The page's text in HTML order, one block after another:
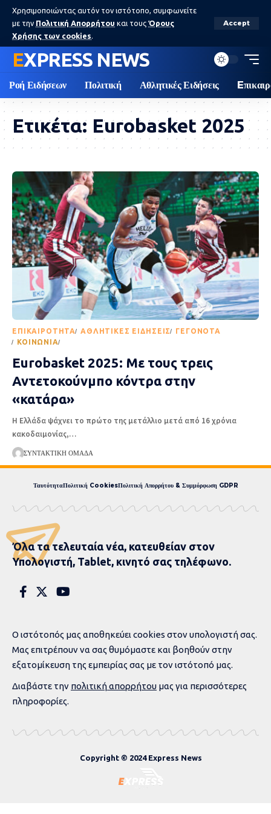
Χρησιμοποιώντας αυτόν τον ιστότοπο, συμφωνείτε
με την Πολιτική Απορρήτου και τους Όρους
Χρήσης των cookies.
Accept
EXPRESS NEWS
Ροή Ειδήσεων Πολιτική Αθλητικές Ειδήσεις
Ετικέτα: Eurobasket 2025
EΠΙΚΑΙΡΌΤΗΤΑ ΑΘΛΗΤΙΚΈΣ ΕΙΔΉΣΕΙΣ
ΓΕΓΟΝΌΤΑ
ΚΟΙΝΩΝΊΑ
Eurobasket 2025: Με τους τρεις
Αντετοκούνμπο κόντρα στην
«κατάρα»
Η Ελλάδα ψάχνει το πρώτο της μετάλλιο μετά από 16 χρόνια
κακοδαιμονίας,…
ΣΥΝΤΑΚΤΙΚΉ ΟΜΆΔΑ
ΤαυτότηταΠολιτική CookiesΠολιτική Απορρήτου & Συμμόρφωση GDPR
Όλα τα τελευταία νέα, κατευθείαν στον
Υπολογιστή, Tablet, κινητό σας τηλέφωνο.
Ο ιστότοπός μας αποθηκεύει cookies στον υπολογιστή σας.
Μας επιτρέπουν να σας θυμόμαστε και βοηθούν στην
εξατομίκευση της εμπειρίας σας με τον ιστότοπό μας.
Διαβάστε την πολιτική απορρήτου μας για περισσότερες
πληροφορίες.
Copyright © 2024 Express News